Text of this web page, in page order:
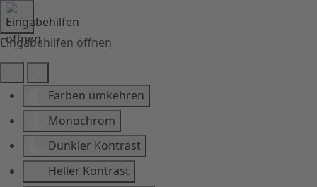
Eingabehilfen öffnen
Farben umkehren
Monochrom
Dunkler Kontrast
Heller Kontrast